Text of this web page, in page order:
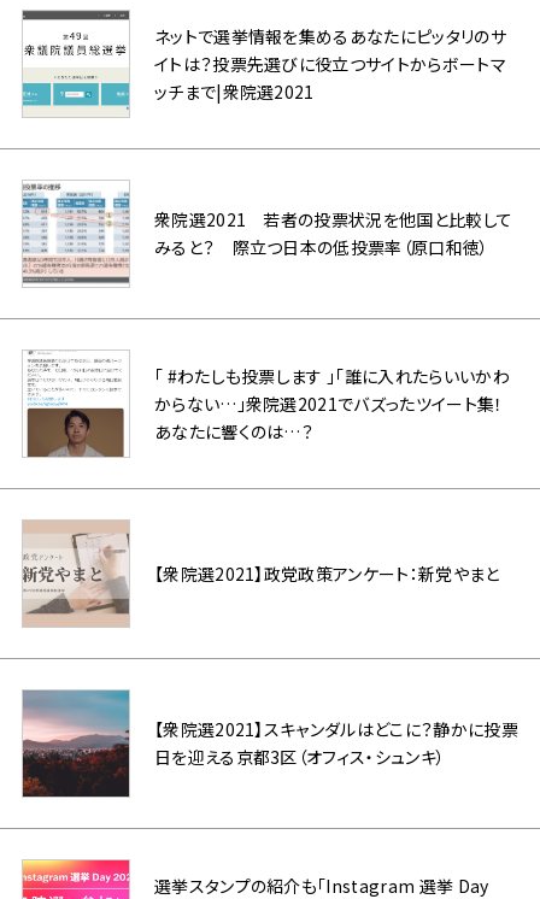
ネットで選挙情報を集めるあなたにピッタリのサ
イトは？投票先選びに役立つサイトからボートマ
ッチまで|衆院選2021
衆院選2021 若者の投票状況を他国と比較して
みると？ 際立つ日本の低投票率（原口和徳）
「 #わたしも投票します 」「誰に入れたらいいかわ
からない…」衆院選2021でバズったツイート集！
あなたに響くのは…？
【衆院選2021】政党政策アンケート：新党やまと
【衆院選2021】スキャンダルはどこに？静かに投票
日を迎える京都3区（オフィス・シュンキ）
選挙スタンプの紹介も「Instagram 選挙 Day